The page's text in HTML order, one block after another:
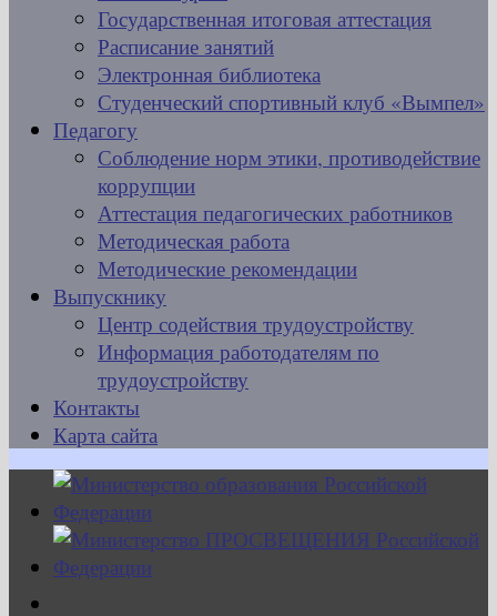
Государственная итоговая аттестация
Расписание занятий
Электронная библиотека
Студенческий спортивный клуб «Вымпел»
Педагогу
Соблюдение норм этики, противодействие
коррупции
Аттестация педагогических работников
Методическая работа
Методические рекомендации
Выпускнику
Центр содействия трудоустройству
Информация работодателям по
трудоустройству
Контакты
Карта сайта